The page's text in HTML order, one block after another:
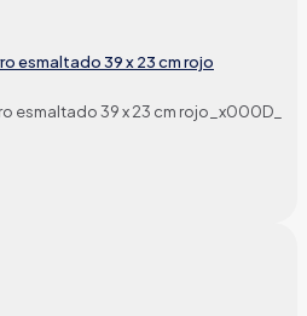
esmaltado 39 x 23 cm rojo
esmaltado 39 x 23 cm rojo_x000D_